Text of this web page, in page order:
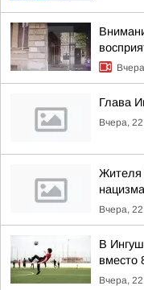
Глава
Вчера,
Жителя
Вчера,
В
вместо
Вчера,